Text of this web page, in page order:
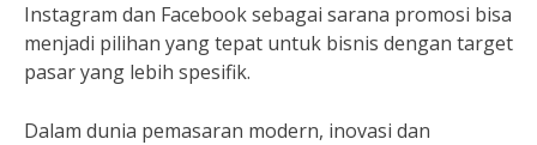
Instagram dan Facebook sebagai sarana promosi bisa
menjadi pilihan yang tepat untuk bisnis dengan target
pasar yang lebih spesifik.
Dalam dunia pemasaran modern, inovasi dan